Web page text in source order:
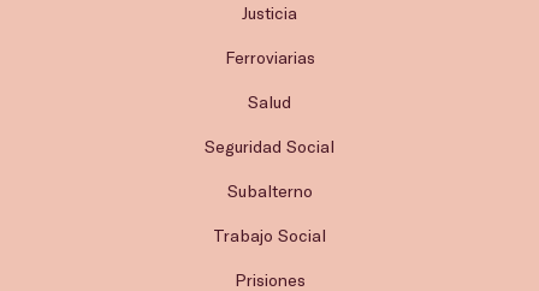
Justicia
Ferroviarias
Salud
Seguridad Social
Subalterno
Trabajo Social
Prisiones